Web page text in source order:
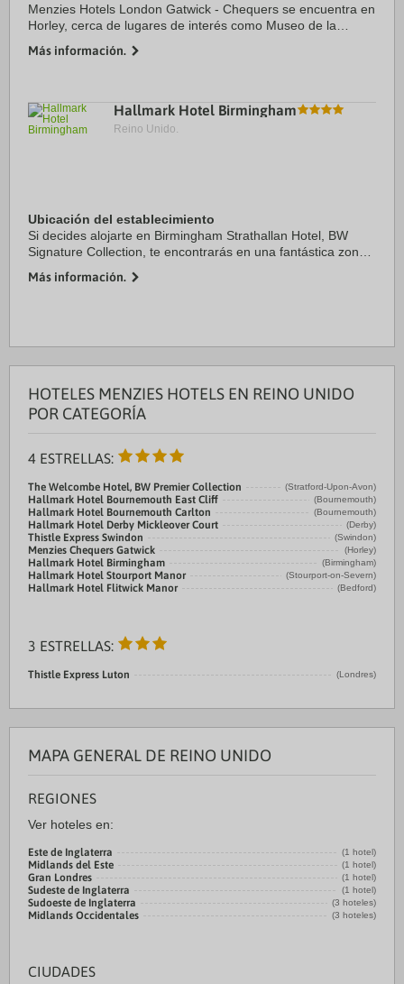
Menzies Hotels London Gatwick - Chequers se encuentra en
Horley, cerca de lugares de interés como Museo de la
Crawley Town Hall y St. John, la Baptist Church. ...
Más información.
Hallmark Hotel Birmingham
Reino Unido.
Ubicación del establecimiento
Si decides alojarte en Birmingham Strathallan Hotel, BW
Signature Collection, te encontrarás en una fantástica zona
Road y a apenas 14 min a pie de ...
Más información.
HOTELES MENZIES HOTELS EN REINO UNIDO
POR CATEGORÍA
4 ESTRELLAS:
The Welcombe Hotel, BW Premier Collection (Stratford-Upon-Avon)
Hallmark Hotel Bournemouth East Cliff (Bournemouth)
Hallmark Hotel Bournemouth Carlton (Bournemouth)
Hallmark Hotel Derby Mickleover Court (Derby)
Thistle Express Swindon (Swindon)
Menzies Chequers Gatwick (Horley)
Hallmark Hotel Birmingham (Birmingham)
Hallmark Hotel Stourport Manor (Stourport-on-Severn)
Hallmark Hotel Flitwick Manor (Bedford)
3 ESTRELLAS:
Thistle Express Luton (Londres)
MAPA GENERAL DE REINO UNIDO
REGIONES
Ver hoteles en:
Este de Inglaterra (1 hotel)
Midlands del Este (1 hotel)
Gran Londres (1 hotel)
Sudeste de Inglaterra (1 hotel)
Sudoeste de Inglaterra (3 hoteles)
Midlands Occidentales (3 hoteles)
CIUDADES